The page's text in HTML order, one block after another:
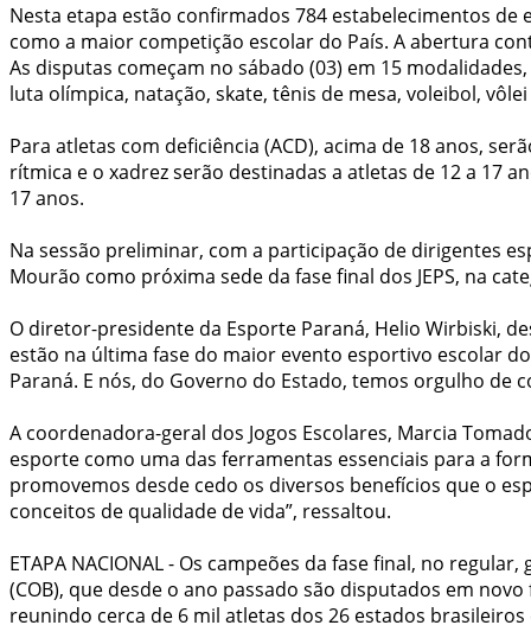
Nesta etapa estão confirmados 784 estabelecimentos de
como a maior competição escolar do País. A abertura
As disputas começam no sábado (03) em 15
luta olímpica, natação, skate, tênis de mesa, voleibol,
Para atletas com deficiência (ACD), acima de 18 anos,
rítmica e o xadrez serão destinadas a atletas de 12 a 17
17 anos.
Na sessão preliminar, com a participação de dirigentes
Mourão como próxima sede da fase final dos JEPS, na
O diretor-presidente da Esporte Paraná, Helio Wirbiski,
estão na última fase do maior evento esportivo escolar
Paraná. E nós, do Governo do Estado, temos orgulho de
A coordenadora-geral dos Jogos Escolares, Marcia
esporte como uma das ferramentas essenciais para a
promovemos desde cedo os diversos benefícios que o
conceitos de qualidade de vida”, ressaltou.
ETAPA NACIONAL - Os campeões da fase final, no
(COB), que desde o ano passado são disputados em
reunindo cerca de 6 mil atletas dos 26 estados